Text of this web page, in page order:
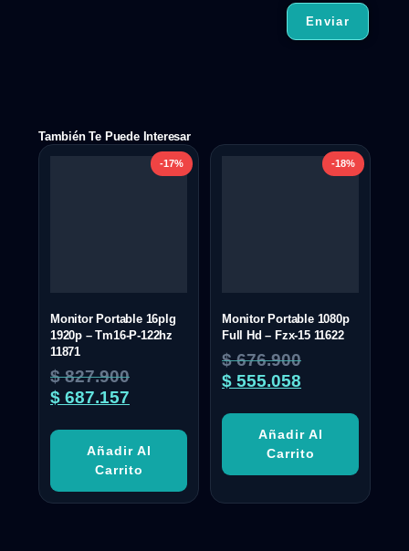
También Te Puede Interesar
-17%
Monitor Portable 16plg
1920p – Tm16-P-122hz
11871
$827.900
$ 687.157
Añadir Al
Carrito
-18%
Monitor Portable 1080p
Full Hd – Fzx-15 11622
$676.900
$ 555.058
Añadir Al
Carrito